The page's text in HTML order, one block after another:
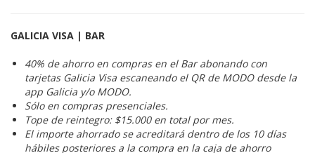
GALICIA VISA | BAR
40% de ahorro en compras en el Bar abonando con
tarjetas Galicia Visa escaneando el QR de MODO desde la
app Galicia y/o MODO.
Sólo en compras presenciales.
Tope de reintegro: $15.000 en total por mes.
El importe ahorrado se acreditará dentro de los 10 días
hábiles posteriores a la compra en la caja de ahorro